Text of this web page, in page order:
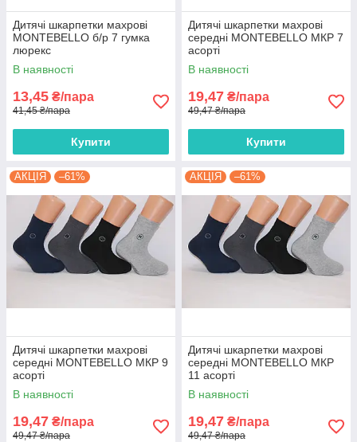
Дитячі шкарпетки махрові
MONTEBELLO б/р 7 гумка
люрекс
В наявності
13,45 ₴/пара
41,45 ₴/пара
Купити
Дитячі шкарпетки махрові
середні MONTEBELLO МКР 7
асорті
В наявності
19,47 ₴/пара
49,47 ₴/пара
Купити
АКЦІЯ –61%
Дитячі шкарпетки махрові
середні MONTEBELLO МКР 9
асорті
В наявності
19,47 ₴/пара
49,47 ₴/пара
АКЦІЯ –61%
Дитячі шкарпетки махрові
середні MONTEBELLO МКР
11 асорті
В наявності
19,47 ₴/пара
49,47 ₴/пара